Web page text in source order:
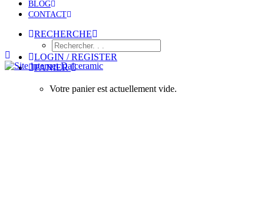
BLOG
CONTACT
RECHERCHE
LOGIN / REGISTER
PANIER
Votre panier est actuellement vide.